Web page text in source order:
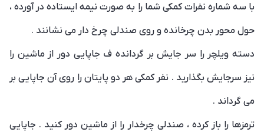
با سه شماره نفرات کمکی شما را به صورت نیمه ایستاده در آورده ،
حول محور بدن چرخانده و روی صندلی چرخ دار می نشانند .
دسته ویلچر را سر جایش بر گردانده ف جاپایی دور از ماشین را
نیز سرجایش بگذارید . نفر کمکی هر دو پایتان را روی آن جاپایی بر
می گرداند .
ترمزها را باز کرده ، صندلی چرخدار را از ماشین دور کنید . جاپایی